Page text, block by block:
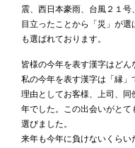
震、西日本豪雨、台風２１
目立ったことから「災」が
も選ばれております。
皆様の今年を表す漢字はどん
私の今年を表す漢字は「縁」
理由としてお客様、上司、
年でした。この出会いがと
選びました。
来年も今年に負けないくら